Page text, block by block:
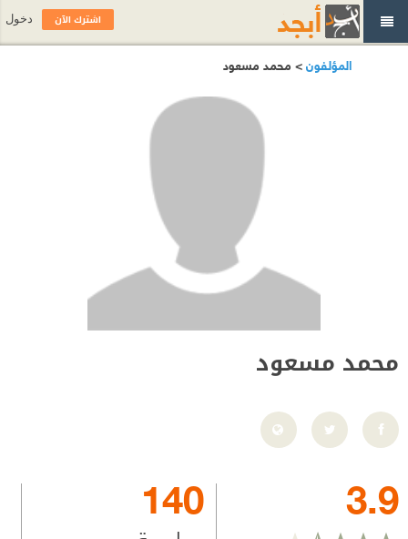
المؤلفون> محمد مسعود
محمد مسعود
3.9
140
اشترك الآن دخول